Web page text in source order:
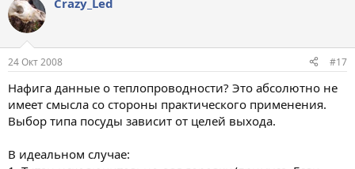
Crazy_Led
24 Окт 2008 #17
Нафига данные о теплопроводности? Это абсолютно не
имеет смысла со стороны практического применения.
Выбор типа посуды зависит от целей выхода.
В идеальном случае: